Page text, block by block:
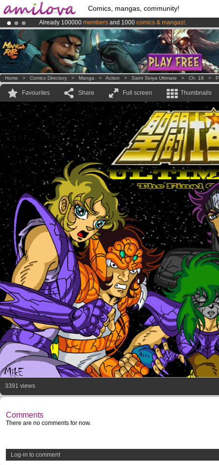
Comics, mangas, community!
Already 100000 members and 1000 comics & mangas!.
AmilovaKickstarter is now LIVE!.
Premium membership from3.95 euros per month !Get membership
Home > Comics Directory > Manga > Action > Saint Seiya Ultimate > Ch. 18 >
Favourites Share Full screen Thumbnails
3391 views
Comments
There are no comments for now.
Log-in to comment